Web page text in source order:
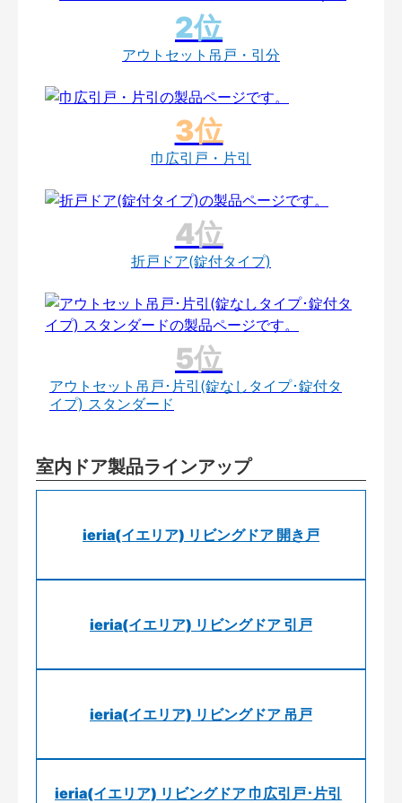
アウトセット吊戸・引分
巾広引戸・片引
折戸ドア(錠付タイプ)
アウトセット吊戸･片引(錠なしタイプ･錠付タ
イプ) スタンダード
室内ドア製品ラインアップ
ieria(イエリア) リビングドア 開き戸
ieria(イエリア) リビングドア 引戸
ieria(イエリア) リビングドア 吊戸
ieria(イエリア) リビングドア 巾広引戸･片引